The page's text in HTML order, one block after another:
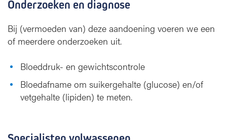
Onderzoeken en diagnose
Bij (vermoeden van) deze aandoening voeren we een
of meerdere onderzoeken uit.
Bloeddruk- en gewichtscontrole
Bloedafname om suikergehalte (glucose) en/of
vetgehalte (lipiden) te meten.